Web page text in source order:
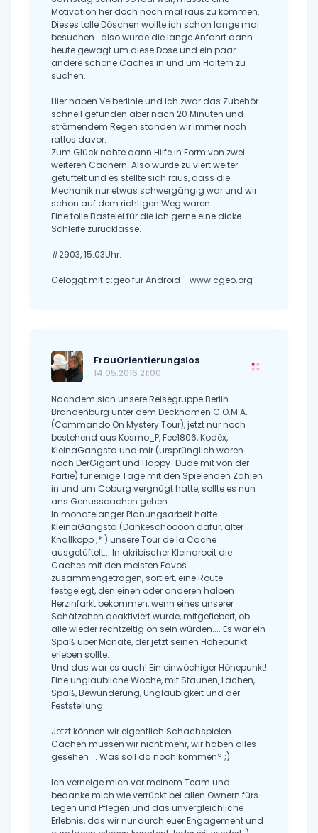
Motivation her doch noch mal raus zu kommen.
Dieses tolle Döschen wollte ich schon lange mal
besuchen...also wurde die lange Anfahrt dann
heute gewagt um diese Dose und ein paar
andere schöne Caches in und um Haltern zu
suchen.
Hier haben Velberlinle und ich zwar das Zubehör
schnell gefunden aber nach 20 Minuten und
strömendem Regen standen wir immer noch
ratlos davor.
Zum Glück nahte dann Hilfe in Form von zwei
weiteren Cachern. Also wurde zu viert weiter
getüftelt und es stellte sich raus, dass die
Mechanik nur etwas schwergängig war und wir
schon auf dem richtigen Weg waren.
Eine tolle Bastelei für die ich gerne eine dicke
Schleife zurücklasse.
#2903, 15:03Uhr.
Geloggt mit c:geo für Android - www.cgeo.org
FrauOrientierungslos
14.05.2016 21:00
Nachdem sich unsere Reisegruppe Berlin-
Brandenburg unter dem Decknamen C.O.M.A.
(Commando On Mystery Tour), jetzt nur noch
bestehend aus Kosmo_P, Fee1806, Kodèx,
KleinaGangsta und mir (ursprünglich waren
noch DerGigant und Happy-Dude mit von der
Partie) für einige Tage mit den Spielenden Zahlen
in und um Coburg vergnügt hatte, sollte es nun
ans Genusscachen gehen.
In monatelanger Planungsarbeit hatte
KleinaGangsta (Dankeschöööön dafür, alter
Knallkopp ;* ) unsere Tour de la Cache
ausgetüftelt... In akribischer Kleinarbeit die
Caches mit den meisten Favos
zusammengetragen, sortiert, eine Route
festgelegt, den einen oder anderen halben
Herzinfarkt bekommen, wenn eines unserer
Schätzchen deaktiviert wurde, mitgefiebert, ob
alle wieder rechtzeitig on sein würden.... Es war ein
Spaß über Monate, der jetzt seinen Höhepunkt
erleben sollte.
Und das war es auch! Ein einwöchiger Höhepunkt!
Eine unglaubliche Woche, mit Staunen, Lachen,
Spaß, Bewunderung, Ungläubigkeit und der
Feststellung:
Jetzt können wir eigentlich Schachspielen...
Cachen müssen wir nicht mehr, wir haben alles
gesehen ... Was soll da noch kommen? ;)
Ich verneige mich vor meinem Team und
bedanke mich wie verrückt bei allen Ownern fürs
Legen und Pflegen und das unvergleichliche
Erlebnis, das wir nur durch euer Engagement und